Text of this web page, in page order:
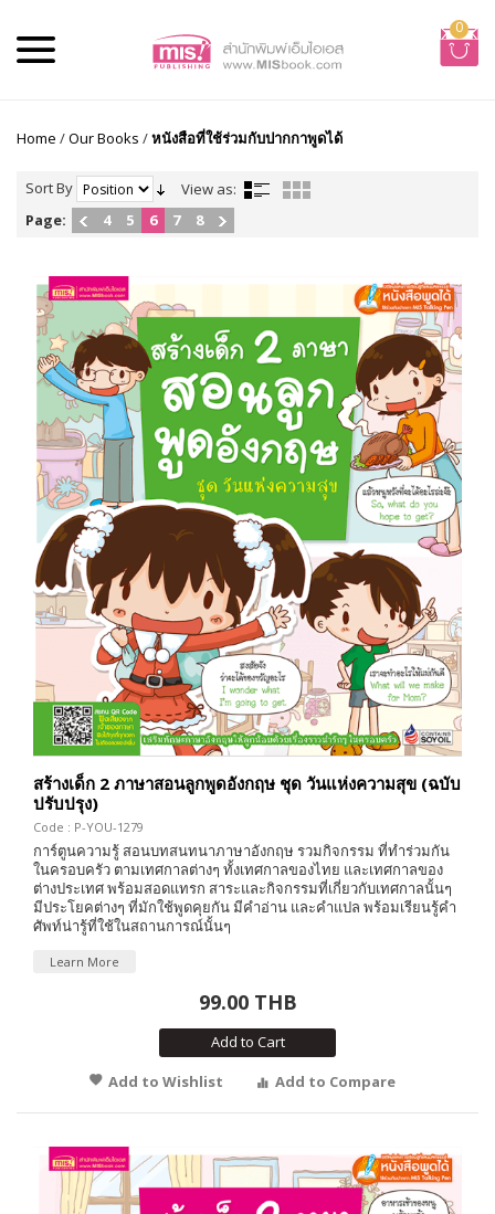
0
Home /Our Books /หนังสือที่ใช้ร่วมกับปากกาพูดได้
Sort By
View as:
Page:
4 5 6 7 8
สร้างเด็ก 2 ภาษาสอนลูกพูดอังกฤษ ชุด วันแห่งความสุข (ฉบับ
ปรับปรุง)
Code : P-YOU-1279
การ์ตูนความรู้ สอนบทสนทนาภาษาอังกฤษ รวมกิจกรรม ที่ทำร่วมกัน
ในครอบครัว ตามเทศกาลต่างๆ ทั้งเทศกาลของไทย และเทศกาลของ
ต่างประเทศ พร้อมสอดแทรก สาระและกิจกรรมที่เกี่ยวกับเทศกาลนั้นๆ
มีประโยคต่างๆ ที่มักใช้พูดคุยกัน มีคำอ่าน และคำแปล พร้อมเรียนรู้คำ
ศัพท์น่ารู้ที่ใช้ในสถานการณ์นั้นๆ
Learn More
99.00 THB
Add to Cart
Add to Wishlist
Add to Compare